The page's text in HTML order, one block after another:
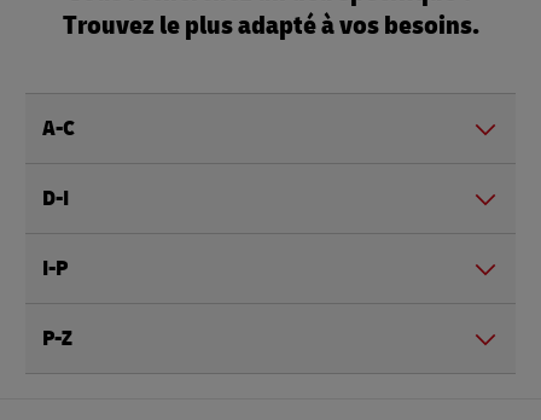
Trouvez le plus adapté à vos besoins.
A-C
D-I
I-P
P-Z